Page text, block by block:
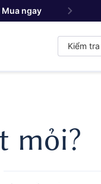
Mua ngay
Kiểm
mỏi?